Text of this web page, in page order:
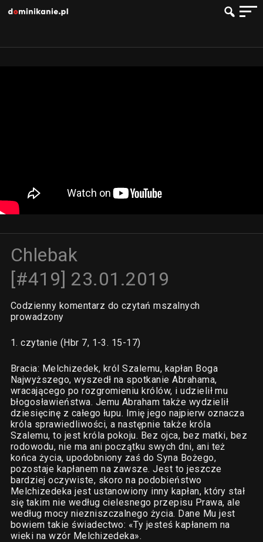
Chlebak
[#419] 23.01.2019
Codzienny komentarz do czytań mszalnych
prowadzony
1. czytanie (Hbr 7, 1-3. 15-17)
Bracia: Melchizedek, król Szalemu, kapłan Boga
Najwyższego, wyszedł na spotkanie Abrahama,
wracającego po rozgromieniu królów, i udzielił mu
błogosławieństwa. Jemu Abraham także wydzielił
dziesięcinę z całego łupu. Imię jego najpierw oznacza
króla sprawiedliwości, a następnie także króla
Szalemu, to jest króla pokoju. Bez ojca, bez matki, bez
rodowodu, nie ma ani początku swych dni, ani też
końca życia, upodobniony zaś do Syna Bożego,
pozostaje kapłanem na zawsze. Jest to jeszcze
bardziej oczywiste, skoro na podobieństwo
Melchizedeka jest ustanowiony inny kapłan, który stał
się takim nie według cielesnego przepisu Prawa, ale
według mocy niezniszczalnego życia. Dane Mu jest
bowiem takie świadectwo: «Ty jesteś kapłanem na
wieki na wzór Melchizedeka».